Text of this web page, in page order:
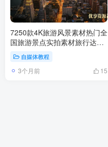
7250款4K旅游风景素材热门全
国旅游景点实拍素材旅行达人
自媒体教程
3个月前 15